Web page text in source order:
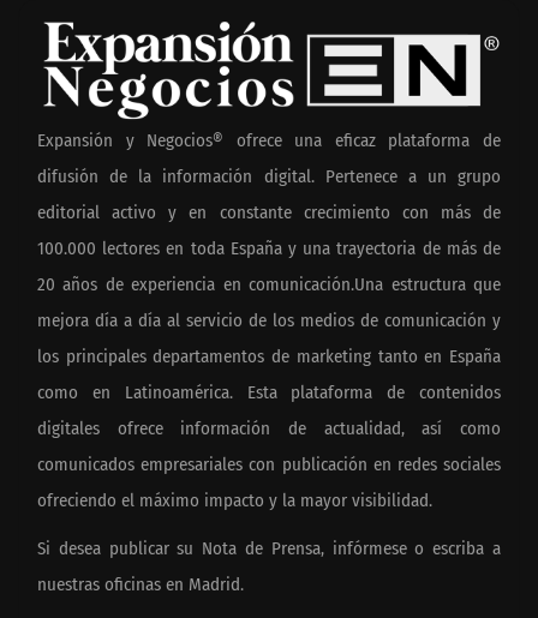
Expansión y Negocios® ofrece una eficaz plataforma de
difusión de la información digital. Pertenece a un grupo
editorial activo y en constante crecimiento con más de
100.000 lectores en toda España y una trayectoria de más de
20 años de experiencia en comunicación.Una estructura que
mejora día a día al servicio de los medios de comunicación y
los principales departamentos de marketing tanto en España
como en Latinoamérica. Esta plataforma de contenidos
digitales ofrece información de actualidad, así como
comunicados empresariales con publicación en redes sociales
ofreciendo el máximo impacto y la mayor visibilidad.
Si desea publicar su Nota de Prensa, infórmese o escriba a
nuestras oficinas en Madrid.